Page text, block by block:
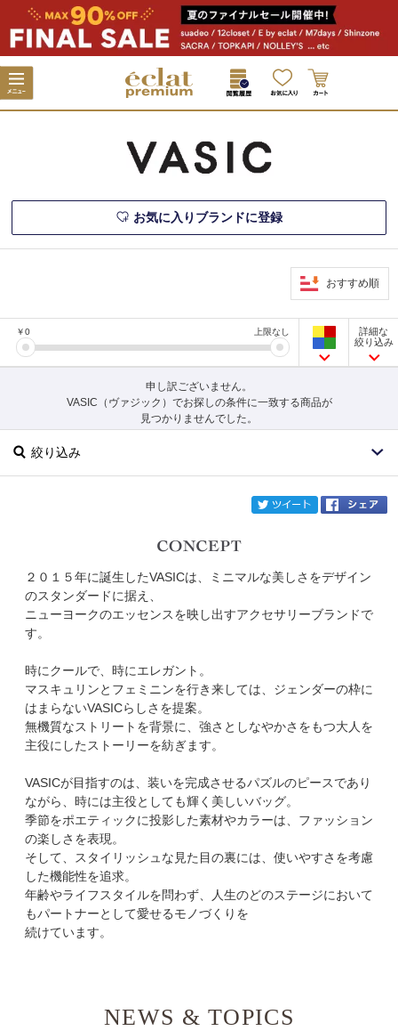
お気に入りブランドに登録
おすすめ順
￥0 上限なし
詳細な
絞り込み
申し訳ございません。
VASIC（ヴァジック）でお探しの条件に一致する商品が
見つかりませんでした。
絞り込み
ブランド VASIC
カテゴリ
掲載雑誌
価格
円～ 円
表示オプション
すべて 新着
SALE商品
２０１５年に誕生したVASICは、ミニマルな美しさをデザイン
のスタンダードに据え、
ニューヨークのエッセンスを映し出すアクセサリーブランドで
す。
時にクールで、時にエレガント。
マスキュリンとフェミニンを行き来しては、ジェンダーの枠に
はまらないVASICらしさを提案。
無機質なストリートを背景に、強さとしなやかさをもつ大人を
主役にしたストーリーを紡ぎます。
VASICが目指すのは、装いを完成させるパズルのピースであり
ながら、時には主役としても輝く美しいバッグ。
季節をポエティックに投影した素材やカラーは、ファッション
の楽しさを表現。
そして、スタイリッシュな見た目の裏には、使いやすさを考慮
した機能性を追求。
年齢やライフスタイルを問わず、人生のどのステージにおいて
もパートナーとして愛せるモノづくりを
続けています。
NEWS & TOPICS